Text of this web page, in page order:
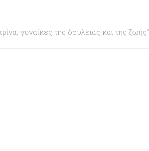
γυναίκες της δουλειάς και της ζωής"